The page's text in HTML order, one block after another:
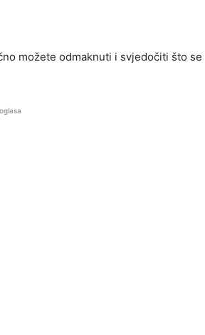
možete odmaknuti i svjedočiti što se